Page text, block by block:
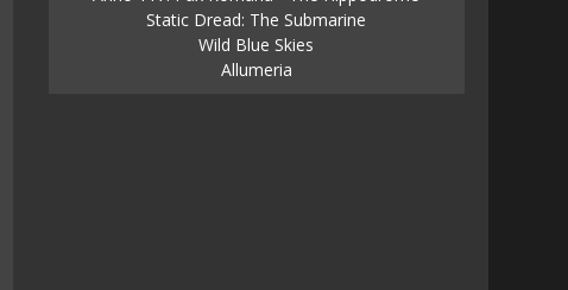
Static Dread: The Submarine
Wild Blue Skies
Allumeria